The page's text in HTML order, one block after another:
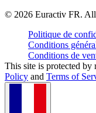
© 2026 Euractiv FR.
Politique de
Conditions
Conditions de
This site is protected
Policy and Terms of